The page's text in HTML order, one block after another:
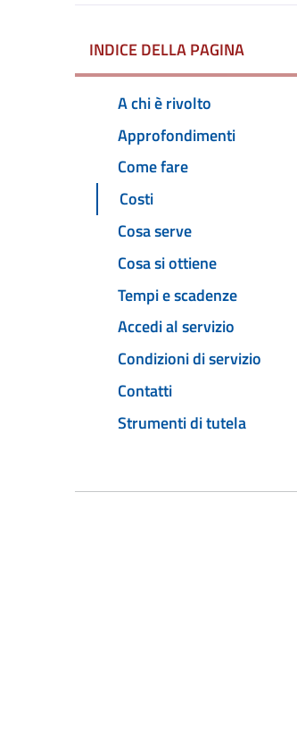
INDICE DELLA PAGINA
A chi è rivolto
Approfondimenti
Come fare
Costi
Cosa serve
Cosa si ottiene
Tempi e scadenze
Accedi al servizio
Condizioni di servizio
Contatti
Strumenti di tutela